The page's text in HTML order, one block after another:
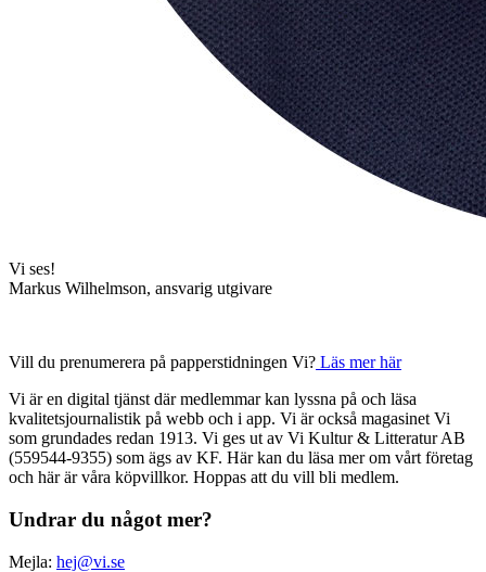
Vi ses!
Markus Wilhelmson, ansvarig utgivare
Vill du prenumerera på papperstidningen Vi? Läs mer här
Vi är en digital tjänst där medlemmar kan lyssna på och läsa
kvalitetsjournalistik på webb och i app. Vi är också magasinet Vi
som grundades redan 1913. Vi ges ut av Vi Kultur & Litteratur AB
(559544-9355) som ägs av KF. Här kan du läsa mer om vårt företag
och här är våra köpvillkor. Hoppas att du vill bli medlem.
Undrar du något mer?
Mejla: hej@vi.se